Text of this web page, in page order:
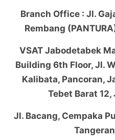
Branch Office : Jl.
Rembang
VSAT Jabodetabek
Building 6th Floor, Jl.
Kalibata, Pancoran,
Tebet Barat
Jl. Bacang, Cempaka